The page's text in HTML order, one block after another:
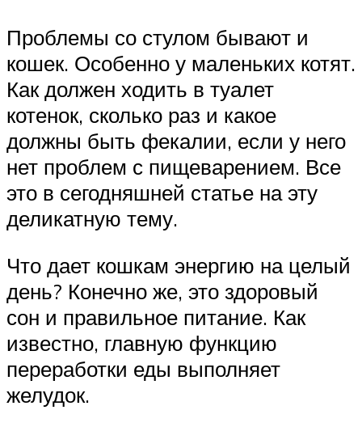
Проблемы со стулом бывают и
кошек. Особенно у маленьких котят.
Как должен ходить в туалет
котенок, сколько раз и какое
должны быть фекалии, если у него
нет проблем с пищеварением. Все
это в сегодняшней статье на эту
деликатную тему.
Что дает кошкам энергию на целый
день? Конечно же, это здоровый
сон и правильное питание. Как
известно, главную функцию
переработки еды выполняет
желудок.